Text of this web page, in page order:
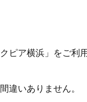
ピア横浜」をご利
違いありません。